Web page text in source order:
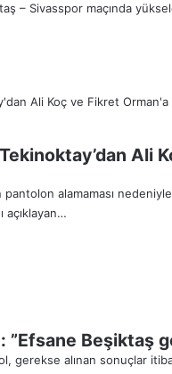
– Sivasspor maçında
Ali
alamaması
açıklayan…
”Efsane Beşiktaş
gerekse alınan sonuçlar